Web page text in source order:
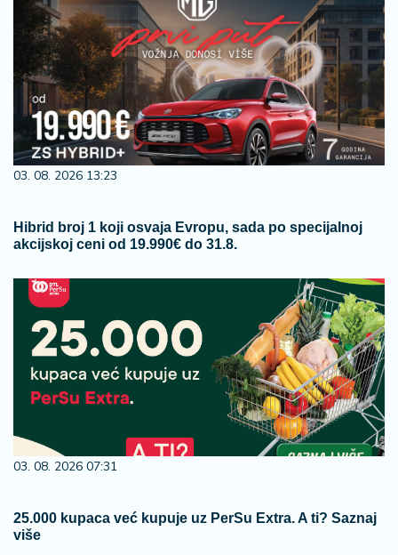
03. 08. 2026 13:23
Hibrid broj 1 koji osvaja Evropu, sada po specijalnoj
akcijskoj ceni od 19.990€ do 31.8.
03. 08. 2026 07:31
25.000 kupaca već kupuje uz PerSu Extra. A ti? Saznaj
više